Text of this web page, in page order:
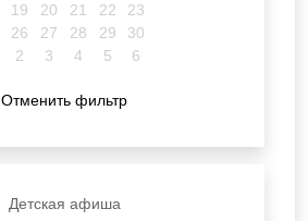
19 20 21 22
23
26 27 28 29
30
2 3 4 5 6
Отменить фильтр
Детская афиша